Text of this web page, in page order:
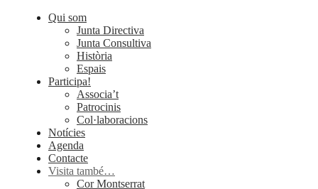
Qui som
Junta Directiva
Junta Consultiva
Història
Espais
Participa!
Associa’t
Patrocinis
Col·laboracions
Notícies
Agenda
Contacte
Visita també…
Cor Montserrat